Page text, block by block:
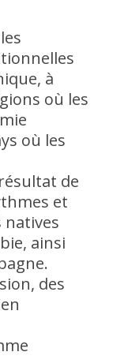
à
où les
où les
de
et
ainsi
des